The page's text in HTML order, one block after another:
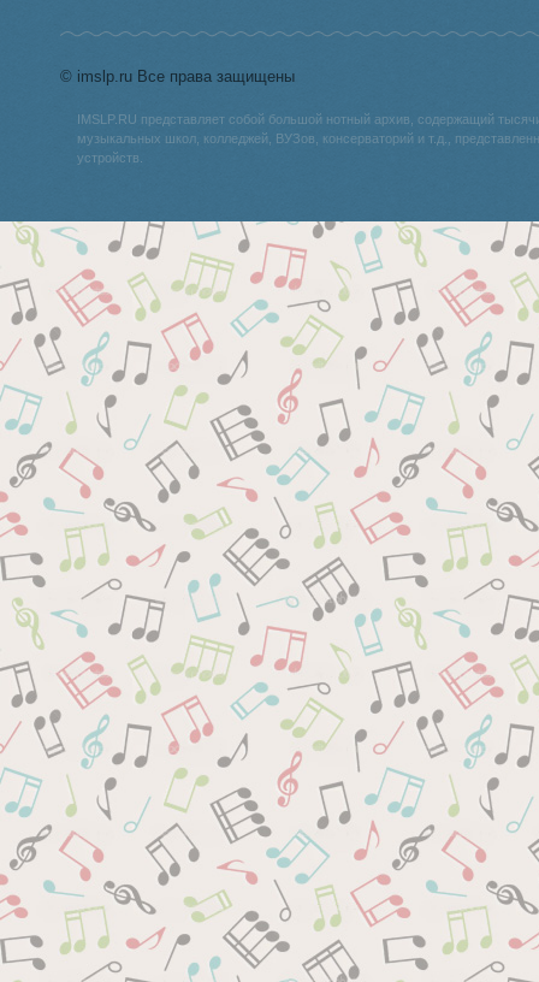
© imslp.ru Все права защищены
IMSLP.RU представляет собой большой нотный архив, содержащий
музыкальных школ, колледжей, ВУЗов, консерваторий и т.д.,
устройств.